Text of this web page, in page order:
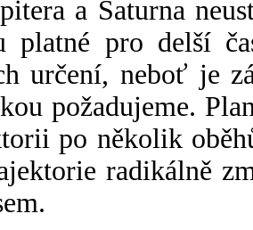
a Saturna
platné pro delší
určení, neboť je
požadujeme.
po několik
radikálně